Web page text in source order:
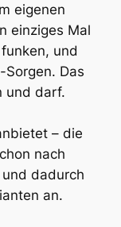
eigenen
einziges Mal
und
Das
und darf.
– die
nach
dadurch
an.